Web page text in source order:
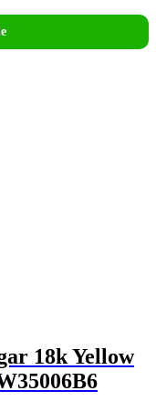
18k Yellow